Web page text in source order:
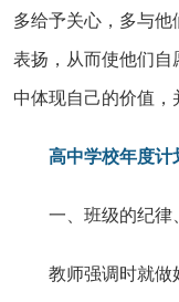
多给予关心，多与
表扬，从而使他们自
中体现自己的价值，
高中学校年度计
一、班级的纪律
教师强调时就做